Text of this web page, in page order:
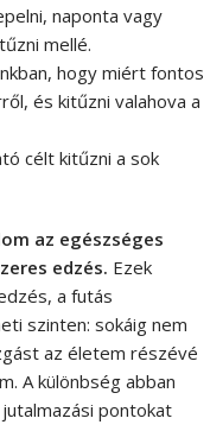
naponta vagy
mellé.
hogy miért fontos
és kitűzni valahova a
célt kitűzni a sok
az egészséges
edzés. Ezek
a futás
szinten: sokáig nem
az életem részévé
A különbség abban
pontokat